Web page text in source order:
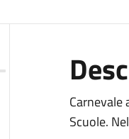
Carnevale
Scuole.